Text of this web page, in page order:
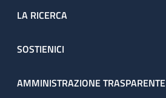
LA RICERCA
SOSTIENICI
AMMINISTRAZIONE TRASPARENTE